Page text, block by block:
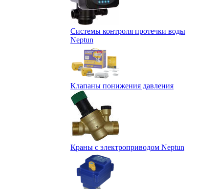
Системы контроля протечки воды
Neptun
Клапаны понижения давления
Краны с электроприводом Neptun